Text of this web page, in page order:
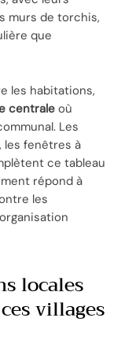
murs de torchis,
que
les habitations,
centrale où
Les
les fenêtres à
ce tableau
répond à
les
locales
villages